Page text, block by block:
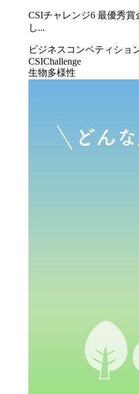
CSIチャレンジ6 最優秀
し...
ビジネスコンペティショ
CSIChallenge
生物多様性